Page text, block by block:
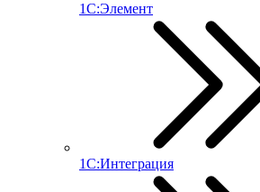
1С:Элемент
1С:Интеграция